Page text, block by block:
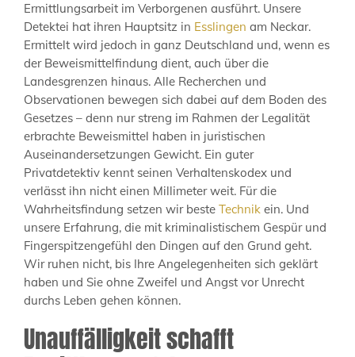
Ermittlungsarbeit im Verborgenen ausführt. Unsere
Detektei hat ihren Hauptsitz in Esslingen am Neckar.
Ermittelt wird jedoch in ganz Deutschland und, wenn es
der Beweismittelfindung dient, auch über die
Landesgrenzen hinaus. Alle Recherchen und
Observationen bewegen sich dabei auf dem Boden des
Gesetzes – denn nur streng im Rahmen der Legalität
erbrachte Beweismittel haben in juristischen
Auseinandersetzungen Gewicht. Ein guter
Privatdetektiv kennt seinen Verhaltenskodex und
verlässt ihn nicht einen Millimeter weit. Für die
Wahrheitsfindung setzen wir beste Technik ein. Und
unsere Erfahrung, die mit kriminalistischem Gespür und
Fingerspitzengefühl den Dingen auf den Grund geht.
Wir ruhen nicht, bis Ihre Angelegenheiten sich geklärt
haben und Sie ohne Zweifel und Angst vor Unrecht
durchs Leben gehen können.
Unauffälligkeit schafft